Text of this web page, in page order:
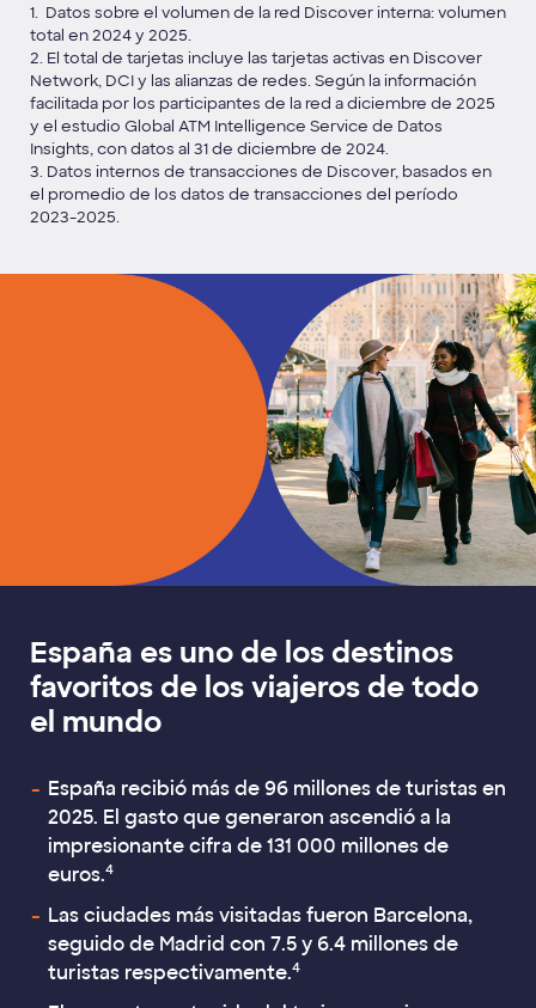
1. Datos sobre el volumen de la red Discover interna: volumen
total en 2024 y 2025.
2. El total de tarjetas incluye las tarjetas activas en Discover
Network, DCI y las alianzas de redes. Según la información
facilitada por los participantes de la red a diciembre de 2025
y el estudio Global ATM Intelligence Service de Datos
Insights, con datos al 31 de diciembre de 2024.
3. Datos internos de transacciones de Discover, basados en
el promedio de los datos de transacciones del período
2023-2025.
España es uno de los destinos
favoritos de los viajeros de todo
el mundo
España recibió más de 96 millones de turistas en
2025. El gasto que generaron ascendió a la
impresionante cifra de 131 000 millones de
euros.4
Las ciudades más visitadas fueron Barcelona,
seguido de Madrid con 7.5 y 6.4 millones de
turistas respectivamente.4